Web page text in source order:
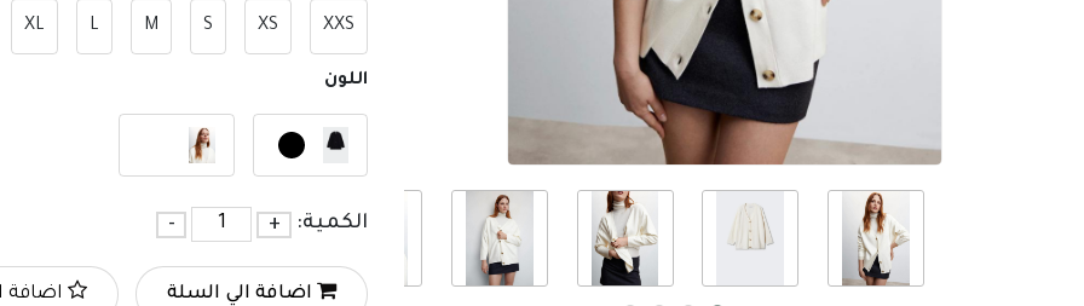
XXS
XS
S
M
L
XL
اللون
الكمية: +
-
اضافة الي السلة اضافة